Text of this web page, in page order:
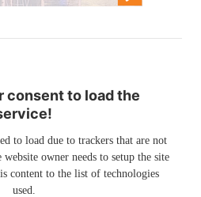
consent to load the
to load due to trackers that are not
owner needs to setup the site
content to the list of technologies
used.